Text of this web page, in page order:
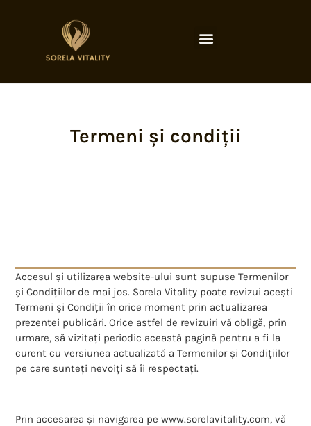
Termeni și condiții
Accesul și utilizarea website-ului sunt supuse Termenilor
și Condițiilor de mai jos. Sorela Vitality poate revizui acești
Termeni și Condiții în orice moment prin actualizarea
prezentei publicări. Orice astfel de revizuiri vă obligă, prin
urmare, să vizitați periodic această pagină pentru a fi la
curent cu versiunea actualizată a Termenilor și Condițiilor
pe care sunteți nevoiți să îi respectați.
Prin accesarea și navigarea pe www.sorelavitality.com, vă